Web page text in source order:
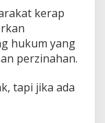
kerap
hukum yang
perzinahan.
tapi jika ada